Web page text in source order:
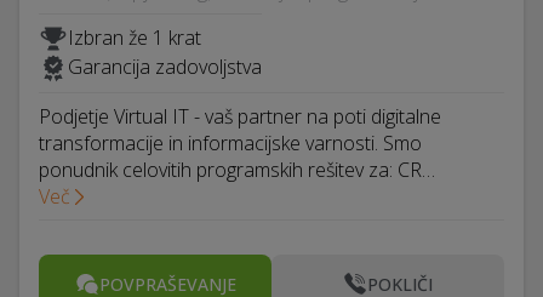
Izbran že 1 krat
Garancija zadovoljstva
Podjetje Virtual IT - vaš partner na poti digitalne
transformacije in informacijske varnosti. Smo
ponudnik celovitih programskih rešitev za: CR…
Več
POVPRAŠEVANJE POKLIČI